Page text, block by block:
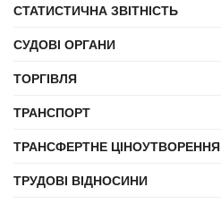
СТАТИСТИЧНА ЗВІТНІСТЬ
СУДОВІ ОРГАНИ
ТОРГІВЛЯ
ТРАНСПОРТ
ТРАНСФЕРТНЕ ЦІНОУТВОРЕННЯ
ТРУДОВІ ВІДНОСИНИ